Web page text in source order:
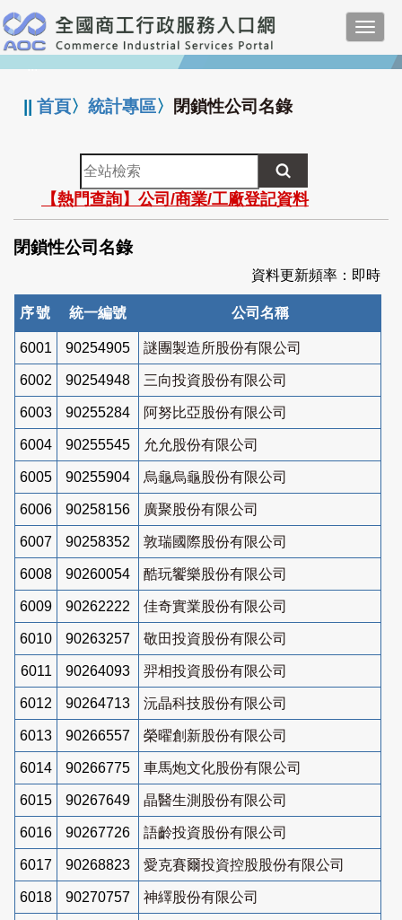
跳
到
主
要
:::
||首頁〉統計專區〉 閉鎖性公司名錄
全
站
檢
索
【熱門查詢】公司/商業/工廠登記資料
閉鎖性公司名錄
資料更新頻率：即時
序號 統一編號 公司名稱
6001 90254905 謎團製造所股份有限公司
6002 90254948 三向投資股份有限公司
6003 90255284 阿努比亞股份有限公司
6004 90255545 允允股份有限公司
6005 90255904 烏龜烏龜股份有限公司
6006 90258156 廣聚股份有限公司
6007 90258352 敦瑞國際股份有限公司
6008 90260054 酷玩饗樂股份有限公司
6009 90262222 佳奇實業股份有限公司
6010 90263257 敬田投資股份有限公司
6011 90264093 羿相投資股份有限公司
6012 90264713 沅晶科技股份有限公司
6013 90266557 榮曜創新股份有限公司
6014 90266775 車馬炮文化股份有限公司
6015 90267649 晶醫生測股份有限公司
6016 90267726 語齡投資股份有限公司
6017 90268823 愛克賽爾投資控股股份有限公司
6018 90270757 神繹股份有限公司